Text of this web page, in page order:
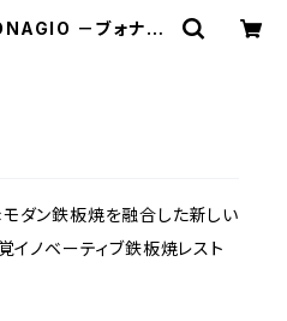
－ブォナー
モダン鉄板焼を融合した新しい
イノベーティブ鉄板焼レスト